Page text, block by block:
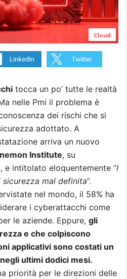
Cloud
tocca un po’ tutte le realtà
nelle Pmi il problema è
dei rischi che si
adottato. A
arriva un nuovo
Institute, su
, e intitolato eloquentemente “I
mal definita”.
nel mondo, il 58% ha
i cyberattacchi come
le aziende. Eppure, gli
e che colpiscono
applicativi sono costati un
ultimi dodici mesi.
priorità per le direzioni delle